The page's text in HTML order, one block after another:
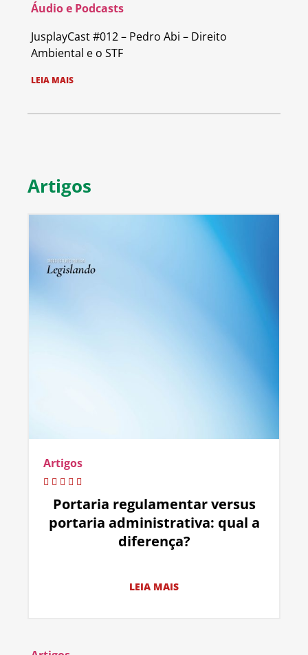
Áudio e Podcasts
JusplayCast #012 – Pedro Abi – Direito
Ambiental e o STF
LEIA MAIS
Artigos
Artigos
Portaria regulamentar versus
portaria administrativa: qual a
diferença?
LEIA MAIS